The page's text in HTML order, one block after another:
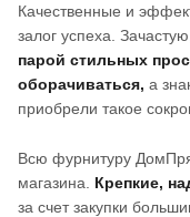
Качественные и
залог успеха.
парой стильных
оборачиваться, а
приобрели такое
Всю фурнитуру
магазина. Крепкие,
за счет закупки